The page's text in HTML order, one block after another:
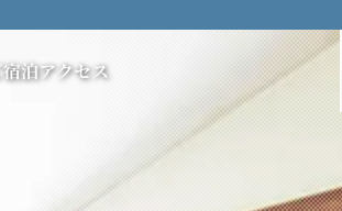
泊アクセス